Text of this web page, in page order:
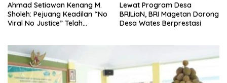
Ahmad Setiawan Kenang M.
Sholeh: Pejuang Keadilan “No
Viral No Justice” Telah
Lewat Program Desa
BRILiaN, BRI Magetan Dorong
Desa Wates Berprestasi